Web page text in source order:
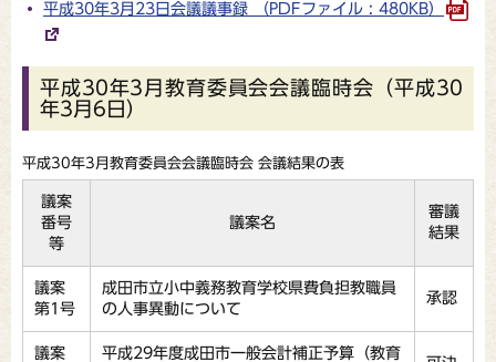
平成30年3月23日会議議事録 （PDFファイル : 480KB）
平成30年3月教育委員会会議臨時会（平成30
年3月6日）
平成30年3月教育委員会会議臨時会 会議結果の表
議案
番号
等
議案名
審議
結果
議案
第1号
成田市立小中義務教育学校県費負担教職員
の人事異動について
承認
議案 平成29年度成田市一般会計補正予算（教育